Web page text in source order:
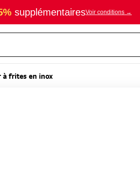
supplémentairesVoir conditions →
à frites en inox